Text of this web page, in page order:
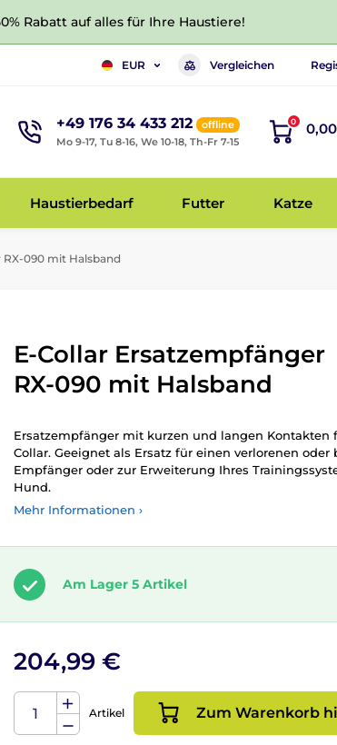
Rabatt auf alles für Ihre Haustiere!
EUR Vergleichen
+49 176 34 433 212
offline
Mo 9-17, Tu 8-16, We 10-18, Th-Fr 7-15
0
Haustierbedarf Futter Katze
090 mit Halsband
E-Collar Ersatzempfänger
RX-090 mit Halsband
Ersatzempfänger mit kurzen und langen Kontakten
Collar. Geeignet als Ersatz für einen verlorenen oder
Empfänger oder zur Erweiterung Ihres
Hund.
Mehr Informationen ›
Am Lager 5 Artikel
204,99 €
Artikel Zum Warenkorb